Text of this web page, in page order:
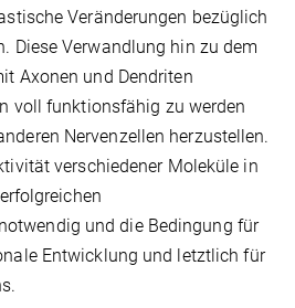
Veränderungen bezüglich
Diese Verwandlung hin zu dem
Axonen und Dendriten
voll funktionsfähig zu werden
Nervenzellen herzustellen.
verschiedener Moleküle in
und die Bedingung für
Entwicklung und letztlich für